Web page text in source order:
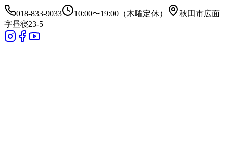
018-833-9033 10:00〜19:00（木曜定休）
秋田市広面
字昼寝23-5